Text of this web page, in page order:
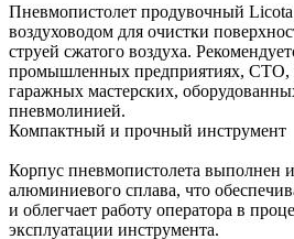
Пневмопистолет продувочный
воздуховодом для очистки
струей сжатого воздуха.
промышленных предприятиях, СТО,
гаражных мастерских,
пневмолинией.
Компактный и прочный инструмент
Корпус пневмопистолета выполнен
алюминиевого сплава, что
и облегчает работу оператора в
эксплуатации инструмента.